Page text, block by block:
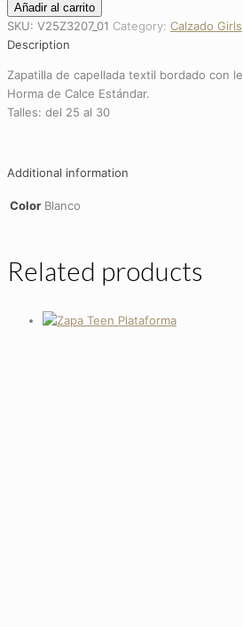
Añadir al carrito
SKU: V25Z3207_01 Category: Calzado Girls
Description
Zapatilla de capellada textil bordado con
Horma de Calce Estándar.
Talles: del 25 al 30
Additional information
Color Blanco
Related products